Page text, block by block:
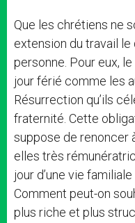
Que les chrétiens ne
extension du travail
personne. Pour eux,
jour férié comme les
Résurrection qu’ils
fraternité. Cette
suppose de renoncer
elles très
jour d’une vie
Comment peut-on
plus riche et plus